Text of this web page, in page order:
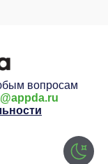
вопросам